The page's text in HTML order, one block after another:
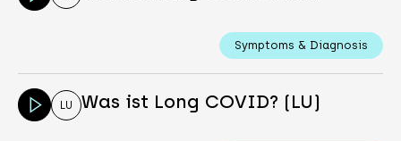
Symptoms & Diagnosis
LU Was ist Long COVID? (LU)